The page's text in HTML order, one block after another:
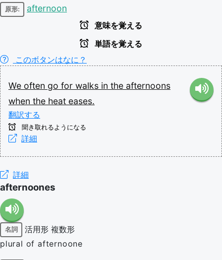
原形: afternoon
意味を覚える
単語を覚える
このボタンはなに？
We often go for walks in the afternoons
when the heat eases.
翻訳する
聞き取れるようになる
詳細
詳細
afternoones
名詞 活用形 複数形
plural of afternoone